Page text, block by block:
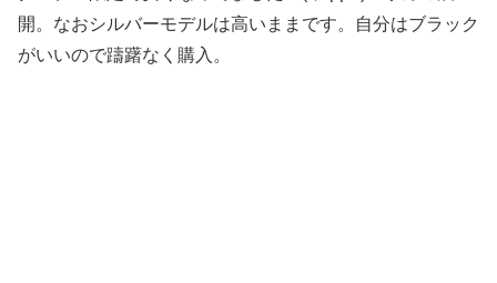
開。なおシルバーモデルは高いままです。自分はブラック
がいいので躊躇なく購入。